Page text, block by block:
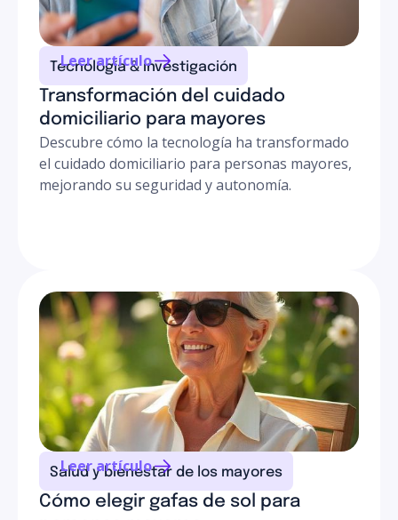
domicilio, garantizando que tu padre reciba el mismo
rigor clínico que en un centro, pero con el calor de su
hogar.Tecnología & investigación
Transformación del cuidado
domiciliario para mayores
Descubre cómo la tecnología ha transformado
el cuidado domiciliario para personas mayores,
mejorando su seguridad y autonomía.
Leer artículo
Salud y bienestar de los mayores
Cómo elegir gafas de sol para
Leer artículo